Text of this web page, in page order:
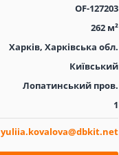
OF-127203
262 м²
Харків, Харківська обл.
Київський
Лопатинський пров.
1
yuliia.kovalova@dbkit.net